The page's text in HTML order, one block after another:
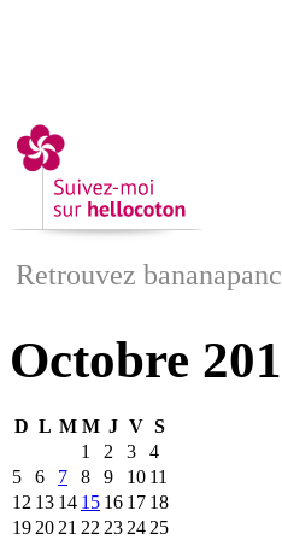
Retrouvez
Octobre
D L M M J V S
1
2 3
4
5
6 7 8 9 10 11
12 13 14 15 16 17 18
19 20 21 22 23 24 25